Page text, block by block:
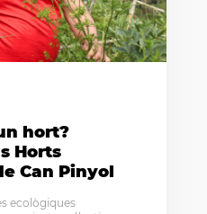
hort?
Horts
Can Pinyol
ecològiques